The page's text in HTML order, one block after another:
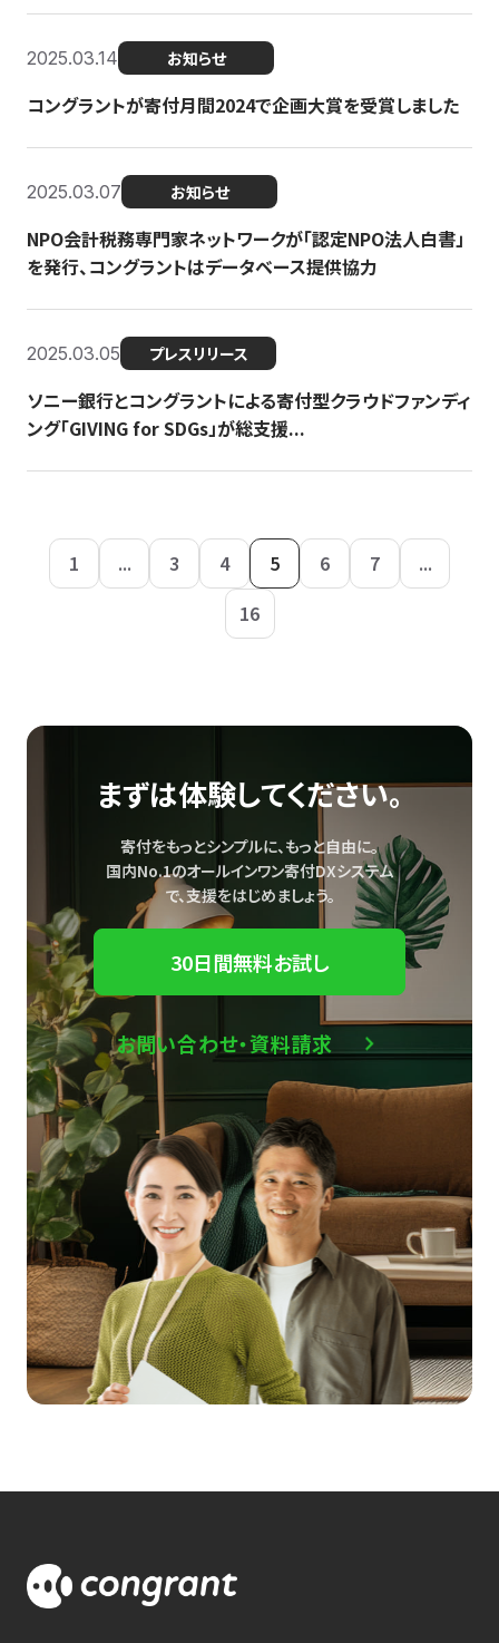
2025.03.14 お知らせ
コングラントが寄付月間2024で企画大賞を受賞しました
2025.03.07 お知らせ
NPO会計税務専門家ネットワークが「認定NPO法人白書」
を発行、コングラントはデータベース提供協力
2025.03.05 プレスリリース
ソニー銀行とコングラントによる寄付型クラウドファンディ
ング「GIVING for SDGs」が総支援...
1 ... 3 4 5 6 7
...
16
まずは体験してください。
寄付をもっとシンプルに、もっと自由に。
国内No.1のオールインワン寄付DXシステム
で、支援をはじめましょう。
30日間無料お試し
お問い合わせ・資料請求